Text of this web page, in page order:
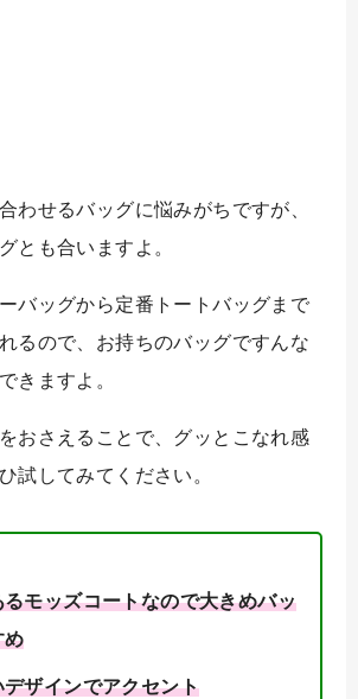
わせるバッグに悩みがちですが、
とも合いますよ。
バッグから定番トートバッグまで
るので、お持ちのバッグですんな
きますよ。
おさえることで、グッとこなれ感
試してみてください。
モッズコートなので大きめバッ
め
ザインでアクセント